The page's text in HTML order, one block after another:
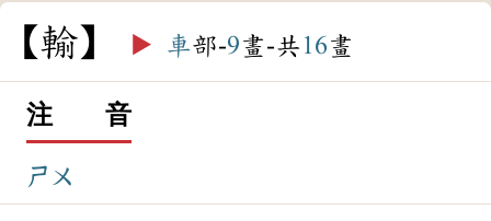
輸 ▶️ 車部-9畫-共 16畫
注 音
ㄕㄨ